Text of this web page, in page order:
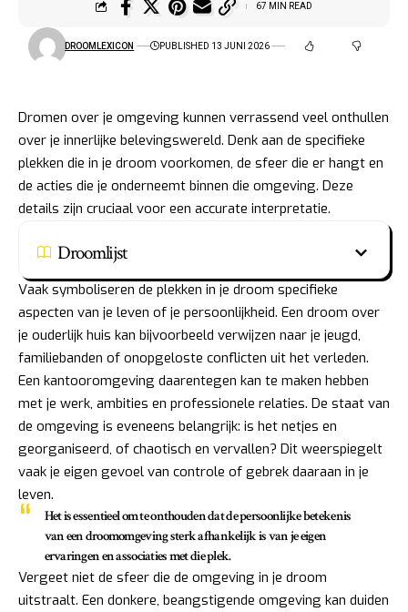
DROOMLEXICON PUBLISHED 13 JUNI 2026
67 MIN READ
Dromen over je omgeving kunnen verrassend veel onthullen
over je innerlijke belevingswereld. Denk aan de specifieke
plekken die in je droom voorkomen, de sfeer die er hangt en
de acties die je onderneemt binnen die omgeving. Deze
details zijn cruciaal voor een accurate interpretatie.
Droomlijst
Vaak symboliseren de plekken in je droom specifieke
aspecten van je leven of je persoonlijkheid. Een droom over
je ouderlijk huis kan bijvoorbeeld verwijzen naar je jeugd,
familiebanden of onopgeloste conflicten uit het verleden.
Een kantooromgeving daarentegen kan te maken hebben
met je werk, ambities en professionele relaties. De staat van
de omgeving is eveneens belangrijk: is het netjes en
georganiseerd, of chaotisch en vervallen? Dit weerspiegelt
vaak je eigen gevoel van controle of gebrek daaraan in je
leven.
Het is essentieel om te onthouden dat de persoonlijke betekenis
van een droomomgeving sterk afhankelijk is van je eigen
ervaringen en associaties met die plek.
Vergeet niet de sfeer die de omgeving in je droom
uitstraalt. Een donkere, beangstigende omgeving kan duiden